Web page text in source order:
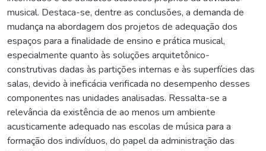
musical. Destaca-se, dentre as conclusões, a demanda de
mudança na abordagem dos projetos de adequação dos
espaços para a finalidade de ensino e prática musical,
especialmente quanto às soluções arquitetônico-
construtivas dadas às partições internas e às superfícies das
salas, devido à ineficácia verificada no desempenho desses
componentes nas unidades analisadas. Ressalta-se a
relevância da existência de ao menos um ambiente
acusticamente adequado nas escolas de música para a
formação dos indivíduos, do papel da administração das